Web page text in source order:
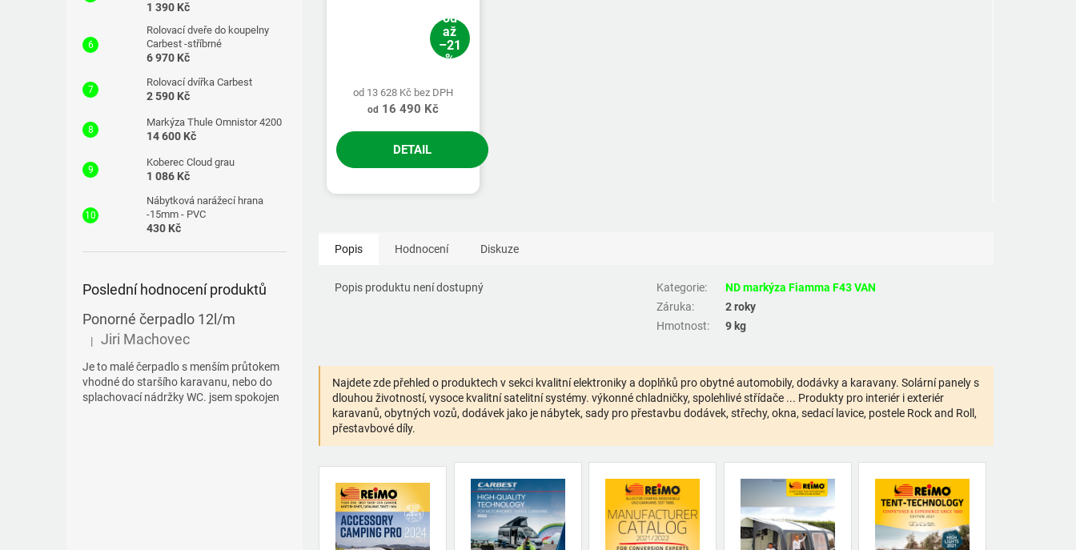
1 390 Kč
Rolovací dveře do koupelny
Carbest -stříbrné
6 970 Kč
Rolovací dvířka Carbest
2 590 Kč
Markýza Thule Omnistor 4200
14 600 Kč
Koberec Cloud grau
1 086 Kč
Nábytková narážecí hrana
-15mm - PVC
430 Kč
Poslední hodnocení produktů
Ponorné čerpadlo 12l/m
Hodnocení produktu je 5 z 5 hvězdiček.
| Jiri Machovec
Je to malé čerpadlo s menším průtokem
vhodné do staršího karavanu, nebo do
splachovací nádržky WC. jsem spokojen
hvězdiček.
od
až
–21
%
od 13 628 Kč bez DPH
od 16 490 Kč
DETAIL
Popis Hodnocení Diskuze
Popis produktu není dostupný Kategorie:
ND markýza Fiamma F43 VAN
Záruka:
2 roky
Hmotnost: 9 kg
Najdete zde přehled o produktech v sekci kvalitní elektroniky a doplňků pro obytné automobily, dodávky a karavany. Solární panely s
dlouhou životností, vysoce kvalitní satelitní systémy. výkonné chladničky, spolehlivé střídače ... Produkty pro interiér i exteriér
karavanů, obytných vozů, dodávek jako je nábytek, sady pro přestavbu dodávek, střechy, okna, sedací lavice, postele Rock and Roll,
přestavbové díly.